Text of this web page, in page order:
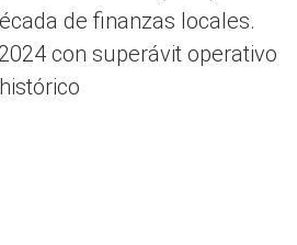
de finanzas locales.
con superávit operativo